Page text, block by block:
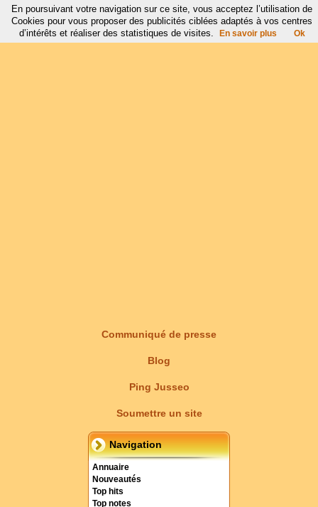
Communiqué de presse
Blog
Ping Jusseo
Soumettre un site
Navigation
Annuaire
Nouveautés
Top hits
Top notes
En poursuivant votre navigation sur ce site, vous acceptez l’utilisation de
Cookies pour vous proposer des publicités ciblées adaptés à vos centres
d’intérêts et réaliser des statistiques de visites.
En savoir plus Ok